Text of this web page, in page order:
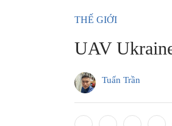
THẾ GIỚI
UAV
Tuấn Trần